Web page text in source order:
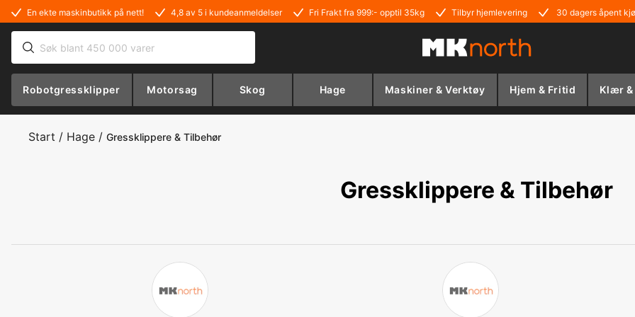
En ekte maskinbutikk på nett! 4,8 av 5 i kundeanmeldelser Fri Frakt fra 999:- opptil 35kg Tilbyr hjemlevering 30 dagers åpent
Robotgressklipper Motorsag Skog Hage Maskiner & Verktøy Hjem & Fritid Klær &
Start / Hage / Gressklippere & Tilbehør
Gressklippere & Tilbehør